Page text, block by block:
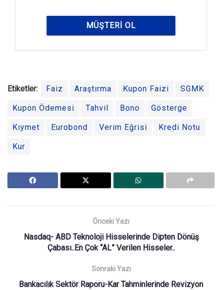
MÜŞTERI OL
Etiketler: Faiz Araştırma Kupon Faizi SGMK
Kupon Ödemesi Tahvil Bono Gösterge
Kıymet Eurobond Verim Eğrisi Kredi Notu
Kur
Önceki Yazı
Nasdaq- ABD Teknoloji Hisselerinde Dipten Dönüş
Çabası..En Çok “AL” Verilen Hisseler..
Sonraki Yazı
Bankacılık Sektör Raporu-Kar Tahminlerinde Revizyon